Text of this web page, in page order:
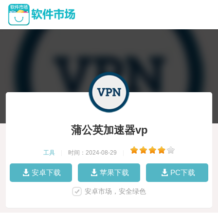
蒲公英加速器vp
工具 时间：2024-08-29
安卓下载 苹果下载 PC下载
安卓市场，安全绿色